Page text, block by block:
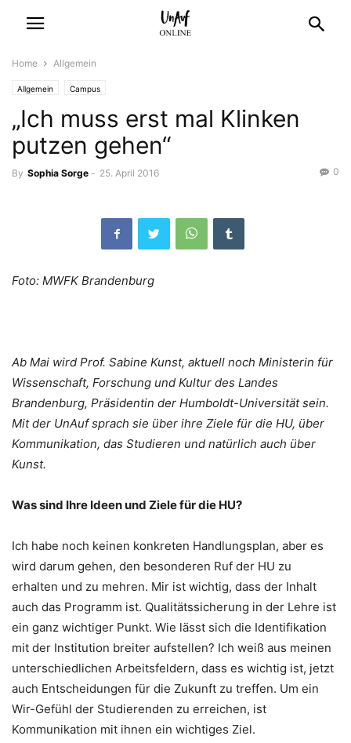
Home Allgemein
Allgemein Campus
„Ich muss erst mal Klinken
putzen gehen“
By Sophia Sorge - 25. April 2016 0
Foto: MWFK Brandenburg
Ab Mai wird Prof. Sabine Kunst, aktuell noch Ministerin für
Wissenschaft, Forschung und Kultur des Landes
Brandenburg, Präsidentin der Humboldt-Universität sein.
Mit der UnAuf sprach sie über ihre Ziele für die HU, über
Kommunikation, das Studieren und natürlich auch über
Kunst.
Was sind Ihre Ideen und Ziele für die HU?
Ich habe noch keinen konkreten Handlungsplan, aber es
wird darum gehen, den besonderen Ruf der HU zu
erhalten und zu mehren. Mir ist wichtig, dass der Inhalt
auch das Programm ist. Qualitätssicherung in der Lehre ist
ein ganz wichtiger Punkt. Wie lässt sich die Identifikation
mit der Institution breiter aufstellen? Ich weiß aus meinen
unterschiedlichen Arbeitsfeldern, dass es wichtig ist, jetzt
auch Entscheidungen für die Zukunft zu treffen. Um ein
Wir-Gefühl der Studierenden zu erreichen, ist
Kommunikation mit ihnen ein wichtiges Ziel.